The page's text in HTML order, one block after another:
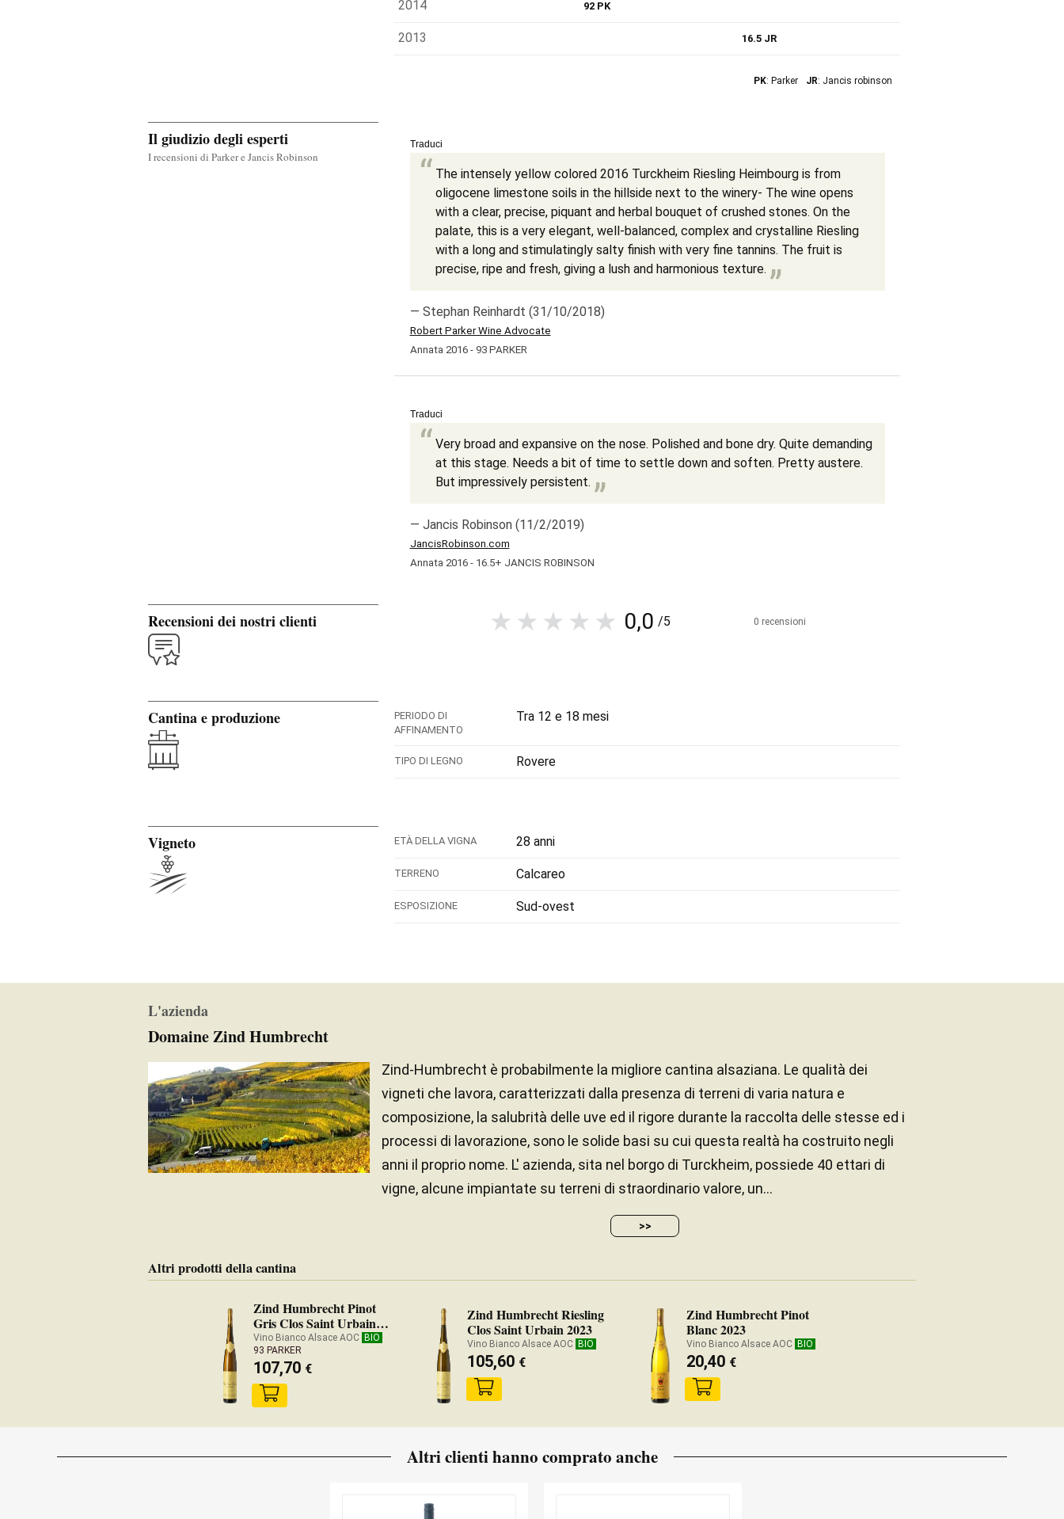
2014 92 PK
2013 16.5 JR
PK: Parker JR: Jancis robinson
Il giudizio degli esperti
I recensioni di Parker e Jancis Robinson
Traduci
The intensely yellow colored 2016 Turckheim Riesling Heimbourg is from
oligocene limestone soils in the hillside next to the winery- The wine opens
with a clear, precise, piquant and herbal bouquet of crushed stones. On the
palate, this is a very elegant, well-balanced, complex and crystalline Riesling
with a long and stimulatingly salty finish with very fine tannins. The fruit is
precise, ripe and fresh, giving a lush and harmonious texture.
— Stephan Reinhardt (31/10/2018)
Robert Parker Wine Advocate
Annata 2016 - 93 PARKER
Traduci
Very broad and expansive on the nose. Polished and bone dry. Quite demanding
at this stage. Needs a bit of time to settle down and soften. Pretty austere.
But impressively persistent.
— Jancis Robinson (11/2/2019)
JancisRobinson.com
Annata 2016 - 16.5+ JANCIS ROBINSON
Recensioni dei nostri clienti 0,0 /5 0 recensioni
Cantina e produzione
PERIODO DI
AFFINAMENTO
Tra 12 e 18 mesi
TIPO DI LEGNO Rovere
Vigneto ETÀ DELLA VIGNA 28 anni
TERRENO Calcareo
ESPOSIZIONE Sud-ovest
L'azienda
Domaine Zind Humbrecht
Zind-Humbrecht è probabilmente la migliore cantina alsaziana. Le qualità dei
vigneti che lavora, caratterizzati dalla presenza di terreni di varia natura e
composizione, la salubrità delle uve ed il rigore durante la raccolta delle stesse ed i
processi di lavorazione, sono le solide basi su cui questa realtà ha costruito negli
anni il proprio nome. L' azienda, sita nel borgo di Turckheim, possiede 40 ettari di
vigne, alcune impiantate su terreni di straordinario valore, un...
>>
Altri prodotti della cantina
Zind Humbrecht Pinot
Gris Clos Saint Urbain
2013
Vino Bianco Alsace AOC BIO
93 PARKER
107,70 €
Zind Humbrecht Riesling
Clos Saint Urbain 2023
Vino Bianco Alsace AOC BIO
105,60 €
Zind Humbrecht Pinot
Blanc 2023
Vino Bianco Alsace AOC BIO
20,40 €
Altri clienti hanno comprato anche